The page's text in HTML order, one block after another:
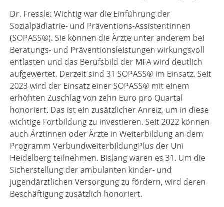
Dr. Fressle: Wichtig war die Einführung der
Sozialpädiatrie- und Präventions-Assistentinnen
(SOPASS®). Sie können die Ärzte unter anderem bei
Beratungs- und Präventionsleistungen wirkungsvoll
entlasten und das Berufsbild der MFA wird deutlich
aufgewertet. Derzeit sind 31 SOPASS® im Einsatz. Seit
2023 wird der Einsatz einer SOPASS® mit einem
erhöhten Zuschlag von zehn Euro pro Quartal
honoriert. Das ist ein zusätzlicher Anreiz, um in diese
wichtige Fortbildung zu investieren. Seit 2022 können
auch Ärztinnen oder Ärzte in Weiterbildung an dem
Programm VerbundweiterbildungPlus der Uni
Heidelberg teilnehmen. Bislang waren es 31. Um die
Sicherstellung der ambulanten kinder- und
jugendärztlichen Versorgung zu fördern, wird deren
Beschäftigung zusätzlich honoriert.